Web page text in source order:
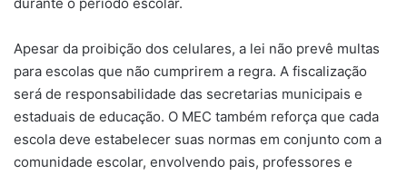
durante o período escolar.
Apesar da proibição dos celulares, a lei não prevê multas
para escolas que não cumprirem a regra. A fiscalização
será de responsabilidade das secretarias municipais e
estaduais de educação. O MEC também reforça que cada
escola deve estabelecer suas normas em conjunto com a
comunidade escolar, envolvendo pais, professores e